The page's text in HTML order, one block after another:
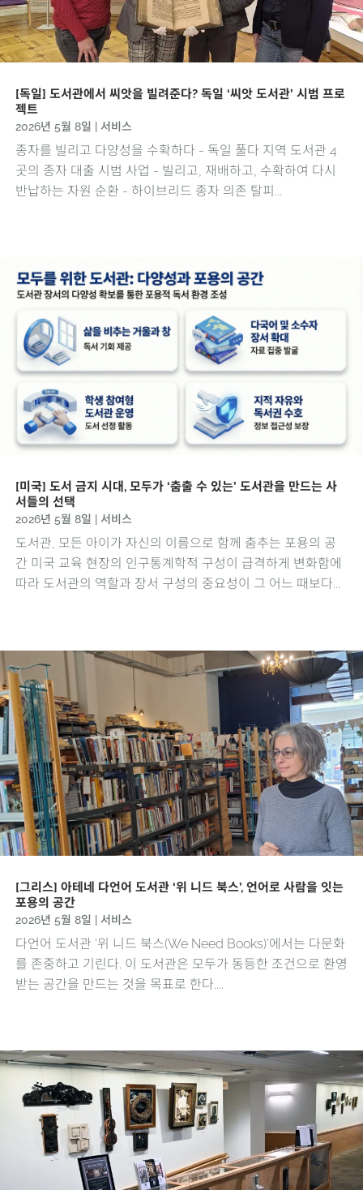
[독일] 도서관에서 씨앗을 빌려준다? 독일 ‘씨앗 도서관’ 시범 프로
젝트
2026년 5월 8일 서비스
종자를 빌리고 다양성을 수확하다 - 독일 풀다 지역 도서관 4
곳의 종자 대출 시범 사업 - 빌리고, 재배하고, 수확하여 다시
반납하는 자원 순환 - 하이브리드 종자 의존 탈피...
[미국] 도서 금지 시대, 모두가 ‘춤출 수 있는’ 도서관을 만드는 사
서들의 선택
2026년 5월 8일 서비스
도서관, 모든 아이가 자신의 이름으로 함께 춤추는 포용의 공
간 미국 교육 현장의 인구통계학적 구성이 급격하게 변화함에
따라 도서관의 역할과 장서 구성의 중요성이 그 어느 때보다...
[그리스] 아테네 다언어 도서관 ‘위 니드 북스’, 언어로 사람을 잇는
포용의 공간
2026년 5월 8일 서비스
다언어 도서관 ‘위 니드 북스(We Need Books)’에서는 다문화
를 존중하고 기린다. 이 도서관은 모두가 동등한 조건으로 환영
받는 공간을 만드는 것을 목표로 한다....